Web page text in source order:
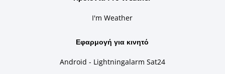
I'm Weather
Εφαρμογή για κινητό
Android - Lightningalarm Sat24